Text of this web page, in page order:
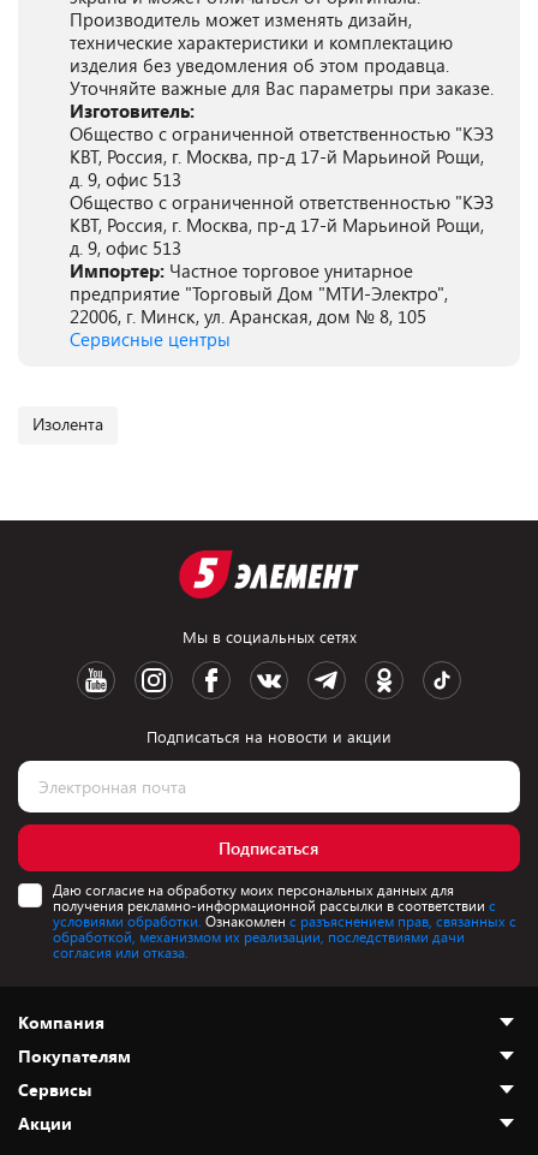
Производитель может изменять дизайн,
технические характеристики и комплектацию
изделия без уведомления об этом продавца.
Уточняйте важные для Вас параметры при заказе.
Изготовитель:
Oбщество с ограниченной ответственностью "КЭЗ
КВТ, Россия, г. Москва, пр-д 17-й Марьиной Рощи,
д. 9, офис 513
Oбщество с ограниченной ответственностью "КЭЗ
КВТ, Россия, г. Москва, пр-д 17-й Марьиной Рощи,
д. 9, офис 513
Импортер: Частное торговое унитарное
предприятие "Торговый Дом "МТИ-Электро",
22006, г. Минск, ул. Аранская, дом № 8, 105
Сервисные центры
Изолента
Мы в социальных сетях
Подписаться на новости и акции
Подписаться
Даю согласие на обработку моих персональных данных для
получения рекламно-информационной рассылки в соответствии с
условиями обработки. Ознакомлен с разъяснением прав, связанных с
обработкой, механизмом их реализации, последствиями дачи
согласия или отказа.
Компания
О нас
Адреса магазинов
Новости
Покупателям
Как сделать заказ
Оплата и доставка
Сервисы
Акции